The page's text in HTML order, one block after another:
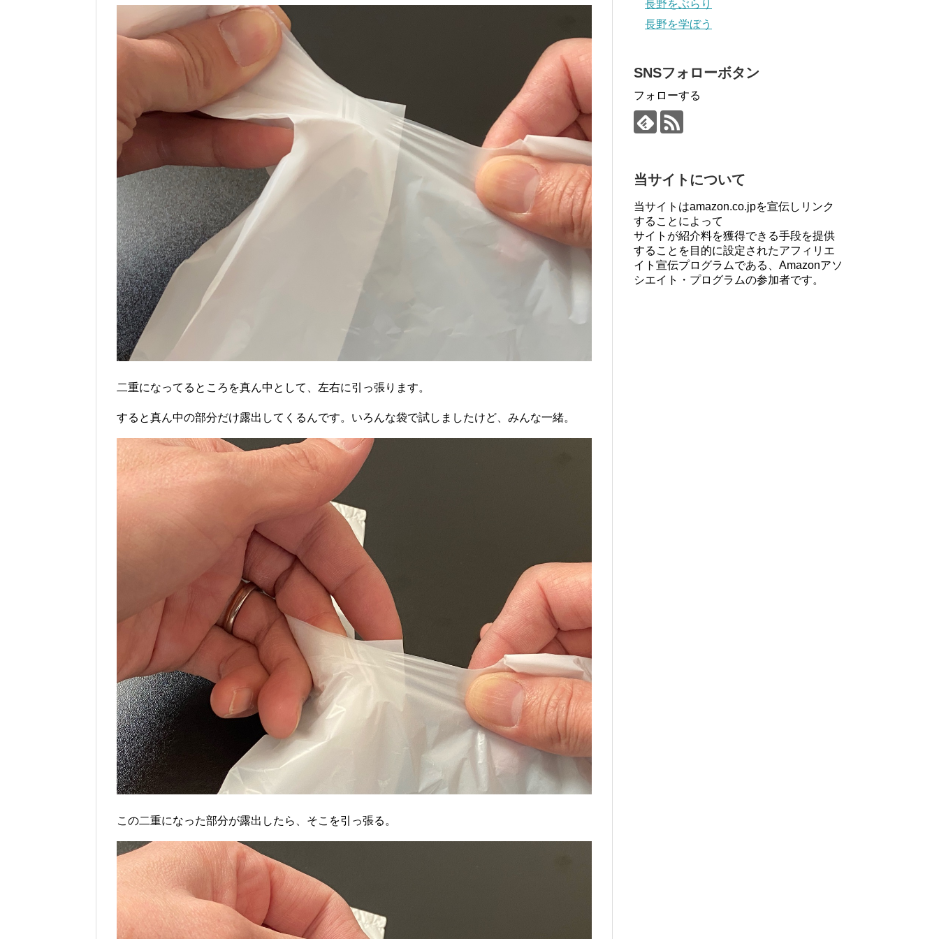
二重になってるところを真ん中として、左右に引っ張ります。
すると真ん中の部分だけ露出してくるんです。いろんな袋で試しましたけど、みんな一緒。
この二重になった部分が露出したら、そこを引っ張る。
長野をぶらり
長野を学ぼう
SNSフォローボタン
フォローする
当サイトについて
当サイトはamazon.co.jpを宣伝しリンク
することによって
サイトが紹介料を獲得できる手段を提供
することを目的に設定されたアフィリエ
イト宣伝プログラムである、Amazonアソ
シエイト・プログラムの参加者です。